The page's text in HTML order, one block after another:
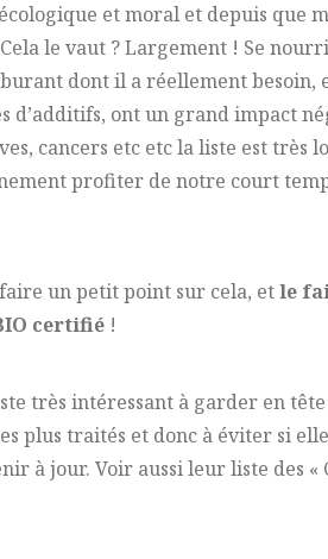
et moral et depuis que
le vaut ? Largement ! Se
dont il a réellement besoin,
d’additifs, ont un grand impact
cancers etc etc la liste est très
profiter de notre court
un petit point sur cela, etle
certifié!
très intéressant à garder en
plus traités et donc à éviter si
à jour. Voir aussi leur liste des «